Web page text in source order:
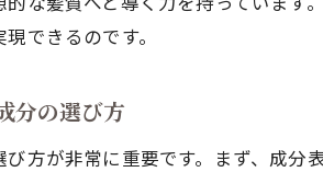
できるのです。
分の選び方
方が非常に重要です。まず、成分